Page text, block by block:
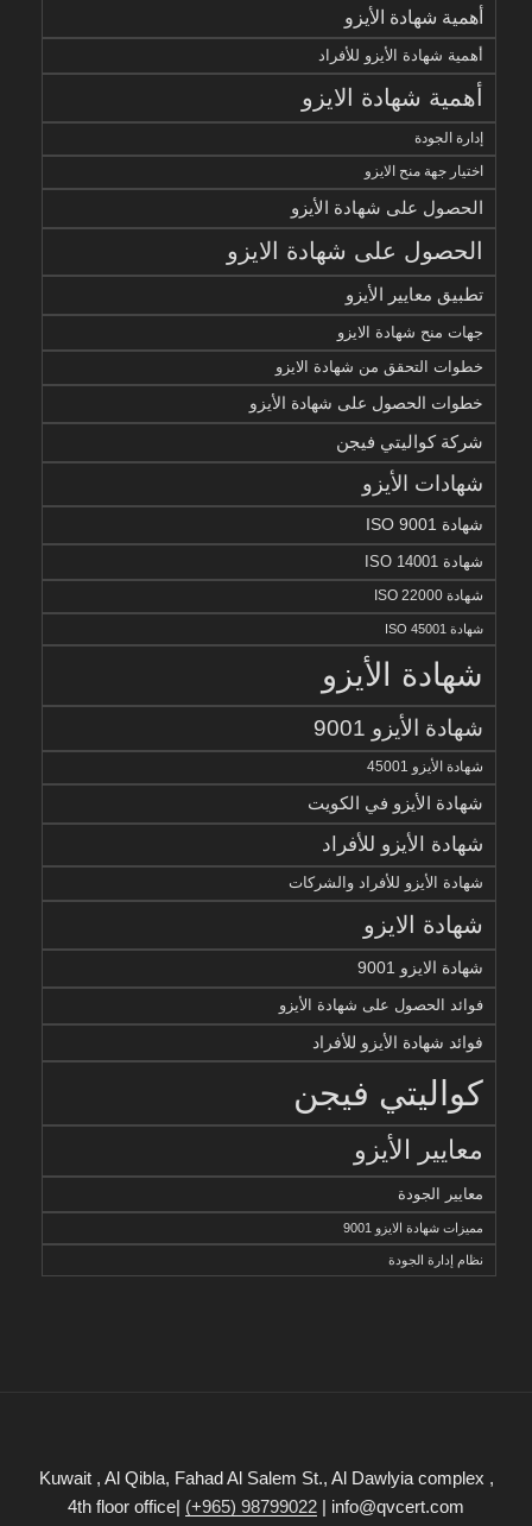
أهمية شهادة الأيزو
أهمية شهادة الأيزو للأفراد
أهمية شهادة الايزو
إدارة الجودة
اختيار جهة منح الايزو
الحصول على شهادة الأيزو
الحصول على شهادة الايزو
تطبيق معايير الأيزو
جهات منح شهادة الايزو
خطوات التحقق من شهادة الايزو
خطوات الحصول على شهادة الأيزو
شركة كواليتي فيجن
شهادات الأيزو
شهادة ISO 9001
شهادة ISO 14001
شهادة ISO 22000
شهادة ISO 45001
شهادة الأيزو
شهادة الأيزو 9001
شهادة الأيزو 45001
شهادة الأيزو في الكويت
شهادة الأيزو للأفراد
شهادة الأيزو للأفراد والشركات
شهادة الايزو
شهادة الايزو 9001
فوائد الحصول على شهادة الأيزو
فوائد شهادة الأيزو للأفراد
كواليتي فيجن
معايير الأيزو
معايير الجودة
مميزات شهادة الايزو 9001
نظام إدارة الجودة
Kuwait , Al Qibla, Fahad Al Salem St., Al Dawlyia complex ,
4th floor office| (+965) 98799022 | info@qvcert.com